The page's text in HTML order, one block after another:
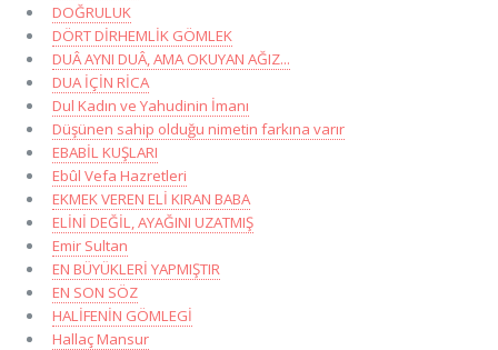
DOĞRULUK
DÖRT DİRHEMLİK GÖMLEK
DUÂ AYNI DUÂ, AMA OKUYAN AĞIZ...
DUA İÇİN RİCA
Dul Kadın ve Yahudinin İmanı
Düşünen sahip olduğu nimetin farkına varır
EBABİL KUŞLARI
Ebûl Vefa Hazretleri
EKMEK VEREN ELİ KIRAN BABA
ELİNİ DEĞİL, AYAĞINI UZATMIŞ
Emir Sultan
EN BÜYÜKLERİ YAPMIŞTIR
EN SON SÖZ
HALİFENİN GÖMLEGİ
Hallaç Mansur